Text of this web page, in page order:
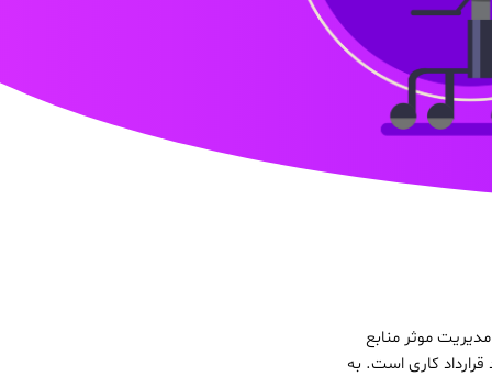
موثر منابع
کاری است. به